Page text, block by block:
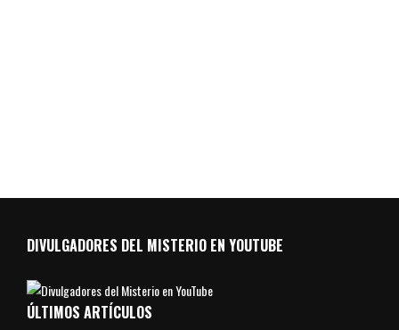
DIVULGADORES DEL MISTERIO EN YOUTUBE
ÚLTIMOS ARTÍCULOS